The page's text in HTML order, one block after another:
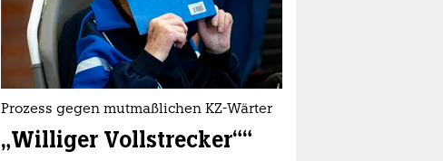
Prozess gegen mutmaßlichen KZ-Wärter
„Williger Vollstrecker““